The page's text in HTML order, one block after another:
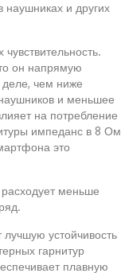
наушниках и других
он напрямую
чем ниже
и меньшее
на потребление
импеданс в 8 Ом
это
расходует меньше
устойчивость
гарнитур
плавную